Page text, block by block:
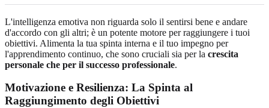
L'intelligenza emotiva non riguarda solo il sentirsi bene e andare
d'accordo con gli altri; è un potente motore per raggiungere i tuoi
obiettivi. Alimenta la tua spinta interna e il tuo impegno per
l'apprendimento continuo, che sono cruciali sia per la crescita
personale che per il successo professionale.
Motivazione e Resilienza: La Spinta al
Raggiungimento degli Obiettivi